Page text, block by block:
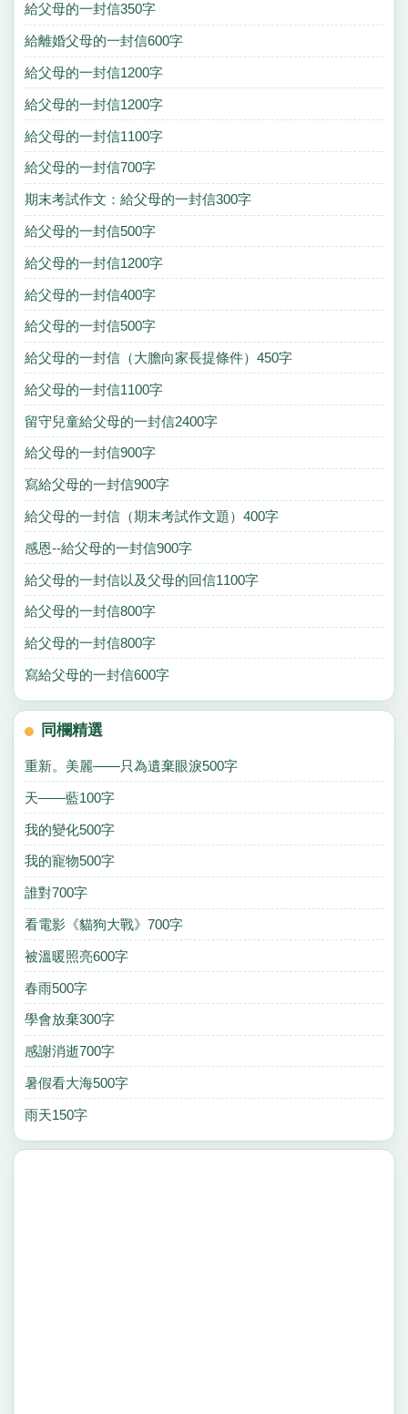
給父母的一封信350字
給離婚父母的一封信600字
給父母的一封信1200字
給父母的一封信1200字
給父母的一封信1100字
給父母的一封信700字
期末考試作文：給父母的一封信300字
給父母的一封信500字
給父母的一封信1200字
給父母的一封信400字
給父母的一封信500字
給父母的一封信（大膽向家長提條件）450字
給父母的一封信1100字
留守兒童給父母的一封信2400字
給父母的一封信900字
寫給父母的一封信900字
給父母的一封信（期末考試作文題）400字
感恩--給父母的一封信900字
給父母的一封信以及父母的回信1100字
給父母的一封信800字
給父母的一封信800字
寫給父母的一封信600字
同欄精選
重新。美麗——只為遺棄眼淚500字
天——藍100字
我的變化500字
我的寵物500字
誰對700字
看電影《貓狗大戰》700字
被溫暖照亮600字
春雨500字
學會放棄300字
感謝消逝700字
暑假看大海500字
雨天150字